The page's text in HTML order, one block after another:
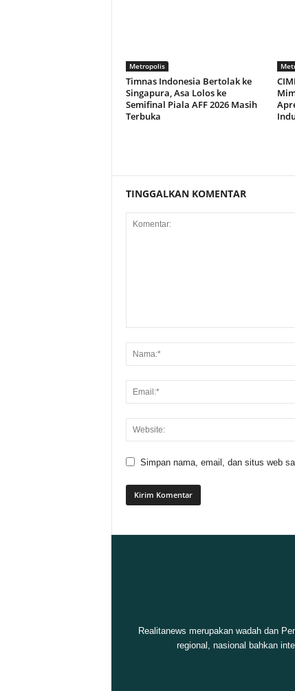
Metropolis
Timnas Indonesia Bertolak ke
Singapura, Asa Lolos ke
Semifinal Piala AFF 2026 Masih
Terbuka
TINGGALKAN KOMENTAR
Simpan nama, email, dan situs web
Realitanews merupakan wadah dan
regional, nasional bahkan